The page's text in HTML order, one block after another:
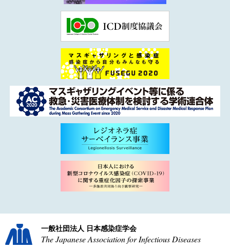
一般社団法人 日本感染症学会
The Japanese Association for Infectious Diseases